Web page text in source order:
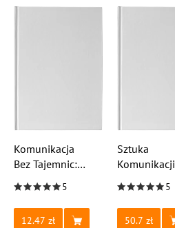
Komunikacja
Bez Tajemnic:
Od Podstaw
do Poprawy
Efektywności
5
12.47
Sztuka
Komunikacji
5
50.7